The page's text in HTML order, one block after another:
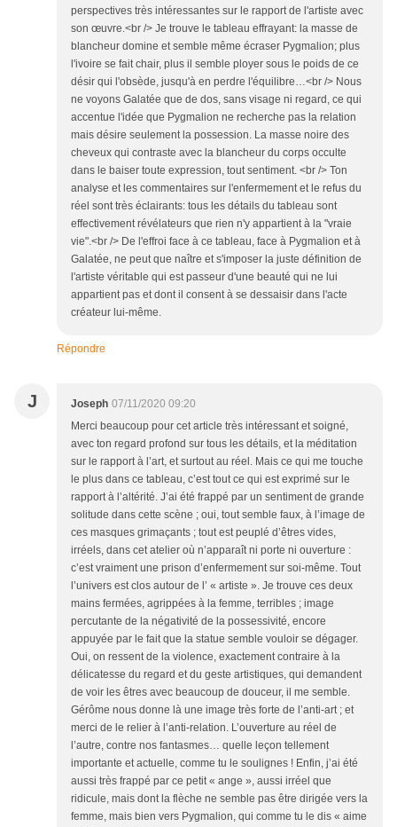
perspectives très intéressantes sur le rapport de l'artiste avec
son œuvre.<br /> Je trouve le tableau effrayant: la masse de
blancheur domine et semble même écraser Pygmalion; plus
l'ivoire se fait chair, plus il semble ployer sous le poids de ce
désir qui l'obsède, jusqu'à en perdre l'équilibre…<br /> Nous
ne voyons Galatée que de dos, sans visage ni regard, ce qui
accentue l'idée que Pygmalion ne recherche pas la relation
mais désire seulement la possession. La masse noire des
cheveux qui contraste avec la blancheur du corps occulte
dans le baiser toute expression, tout sentiment. <br /> Ton
analyse et les commentaires sur l'enfermement et le refus du
réel sont très éclairants: tous les détails du tableau sont
effectivement révélateurs que rien n'y appartient à la "vraie
vie".<br /> De l'effroi face à ce tableau, face à Pygmalion et à
Galatée, ne peut que naître et s'imposer la juste définition de
l'artiste véritable qui est passeur d'une beauté qui ne lui
appartient pas et dont il consent à se dessaisir dans l'acte
créateur lui-même.
Répondre
J Joseph 07/11/2020 09:20
Merci beaucoup pour cet article très intéressant et soigné,
avec ton regard profond sur tous les détails, et la méditation
sur le rapport à l’art, et surtout au réel. Mais ce qui me touche
le plus dans ce tableau, c’est tout ce qui est exprimé sur le
rapport à l’altérité. J’ai été frappé par un sentiment de grande
solitude dans cette scène ; oui, tout semble faux, à l’image de
ces masques grimaçants ; tout est peuplé d’êtres vides,
irréels, dans cet atelier où n’apparaît ni porte ni ouverture :
c’est vraiment une prison d’enfermement sur soi-même. Tout
l’univers est clos autour de l’ « artiste ». Je trouve ces deux
mains fermées, agrippées à la femme, terribles ; image
percutante de la négativité de la possessivité, encore
appuyée par le fait que la statue semble vouloir se dégager.
Oui, on ressent de la violence, exactement contraire à la
délicatesse du regard et du geste artistiques, qui demandent
de voir les êtres avec beaucoup de douceur, il me semble.
Gérôme nous donne là une image très forte de l’anti-art ; et
merci de le relier à l’anti-relation. L’ouverture au réel de
l’autre, contre nos fantasmes… quelle leçon tellement
importante et actuelle, comme tu le soulignes ! Enfin, j’ai été
aussi très frappé par ce petit « ange », aussi irréel que
ridicule, mais dont la flèche ne semble pas être dirigée vers la
femme, mais bien vers Pygmalion, qui comme tu le dis « aime